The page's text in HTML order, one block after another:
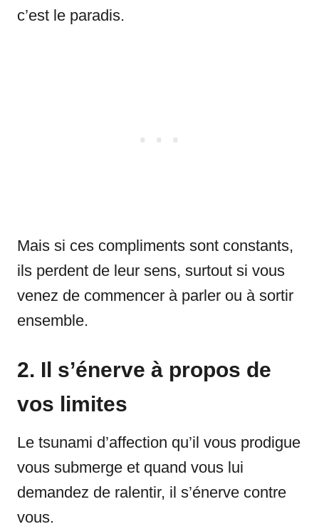
c’est le paradis.
Mais si ces compliments sont constants,
ils perdent de leur sens, surtout si vous
venez de commencer à parler ou à sortir
ensemble.
2. Il s’énerve à propos de
vos limites
Le tsunami d’affection qu’il vous prodigue
vous submerge et quand vous lui
demandez de ralentir, il s’énerve contre
vous.